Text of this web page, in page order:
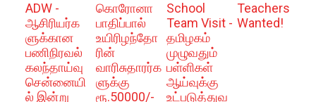
ADW -
ஆசிரியர்க
ளுக்கான
பணிநிரவல்
கலந்தாய்வு
சென்னையி
ல் இன்று
கொரோனா
பாதிப்பால்
உயிரிழந்தோ
ரின்
வாரிசுதாரர்க
ளுக்கு
ரூ.50000/-
School
Team Visit -
தமிழகம்
முழுவதும்
பள்ளிகள்
ஆய்வுக்கு
உட்படுத்துவ
Teachers
Wanted!